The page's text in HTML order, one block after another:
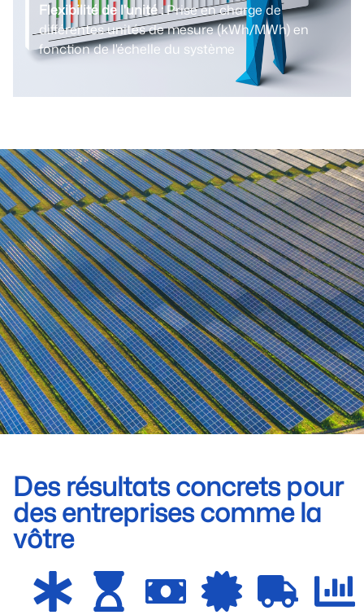
Flexibilité de l'unité :Prise en charge de
différentes unités de mesure (kWh/MWh) en
fonction de l'échelle du système
Des résultats concrets pour
des entreprises comme la
vôtre